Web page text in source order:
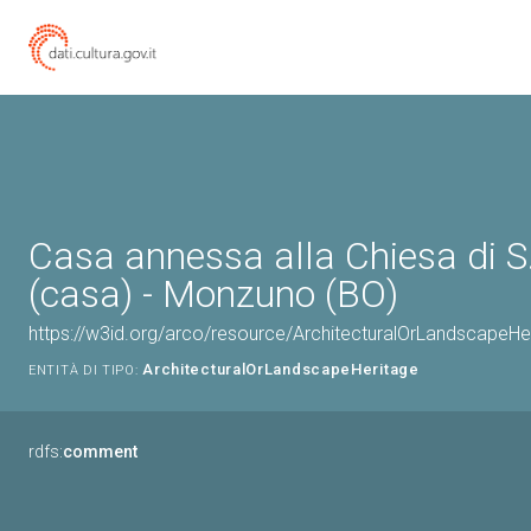
Casa annessa alla Chiesa di
(casa) - Monzuno (BO)
https://w3id.org/arco/resource/
ENTITÀ DI TIPO: ArchitecturalOrLandscapeHeritage
rdfs:comment